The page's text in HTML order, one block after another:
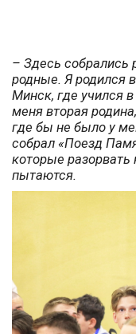
– Здесь собрались
родные. Я родился
Минск, где учился
меня вторая
где бы не было у
собрал «Поезд
которые
пытаются.